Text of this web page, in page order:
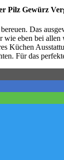
Pilz Gewürz
Das
eben bei
Küchen
Für das